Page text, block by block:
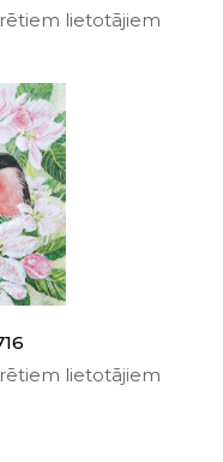
lietotājiem
lietotājiem